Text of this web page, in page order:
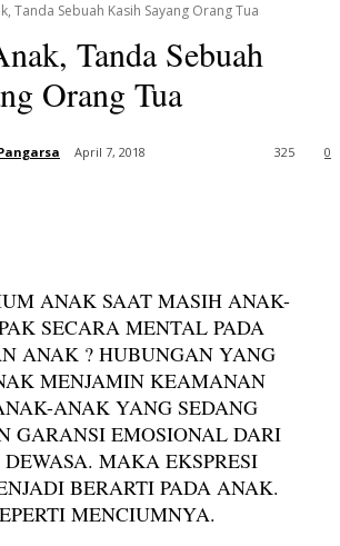
Tanda Sebuah Kasih Sayang Orang Tua
Tanda Sebuah
Orang Tua
April 7, 2018 0
325
ANAK SAAT MASIH ANAK-
SECARA MENTAL PADA
ANAK ? HUBUNGAN YANG
MENJAMIN KEAMANAN
ANAK YANG SEDANG
GARANSI EMOSIONAL DARI
MAKA EKSPRESI
BERARTI PADA ANAK.
MENCIUMNYA.